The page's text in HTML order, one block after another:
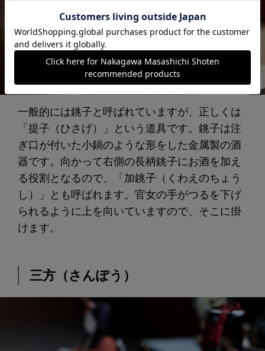
一般的には銚子と呼ばれていますが、正しくは
「提子（ひさげ）」という道具です。銚子は注
ぎ口が付いた小鍋のような形をした金属製の酒
器です。向かって右側の長柄銚子にお酒を加え
る役割となるので、「加銚子（くわえのちょう
し）」とも呼ばれます。官女の手がつるを下げ
られるように上を向いていますので、そこに掛
けます。
三方（さんぽう）